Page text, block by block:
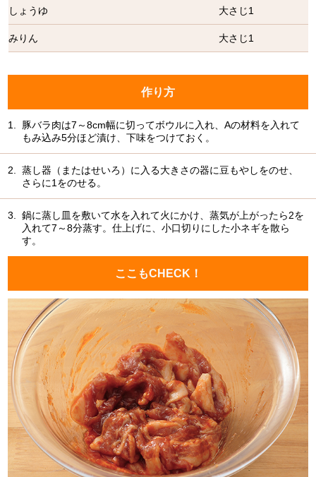
しょうゆ 大さじ1
みりん 大さじ1
作り方
1.
豚バラ肉は7～8cm幅に切ってボウルに入れ、Aの材料を入れて
もみ込み5分ほど漬け、下味をつけておく。
2.
蒸し器（またはせいろ）に入る大きさの器に豆もやしをのせ、
さらに1をのせる。
3.
鍋に蒸し皿を敷いて水を入れて火にかけ、蒸気が上がったら2を
入れて7～8分蒸す。仕上げに、小口切りにした小ネギを散ら
す。
ここもCHECK！